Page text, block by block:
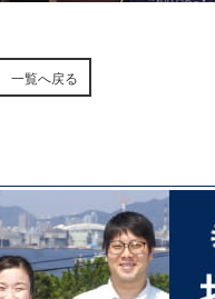
一覧へ戻る